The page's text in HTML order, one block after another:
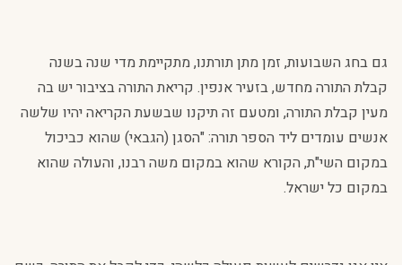
גם בחג השבועות, זמן מתן תורתנו, מתקיימת מדי שנה בשנה
קבלת התורה מחדש, בזעיר אנפין. קריאת התורה בציבור יש בה
מעין קבלת התורה, ומטעם זה תיקנו שבשעת הקריאה יהיו שלשה
אנשים עומדים ליד הספר תורה: "הסגן (הגבאי) שהוא כביכול
במקום השי"ת, הקורא שהוא במקום משה רבנו, והעולה שהוא
במקום כל ישראל.